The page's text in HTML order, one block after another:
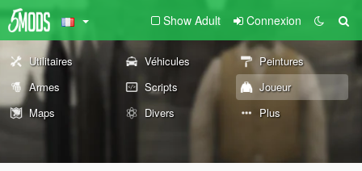
Show Adult Connexion
Utilitaires Véhicules
Peintures
Armes
Scripts
Joueur
Maps
Divers Plus